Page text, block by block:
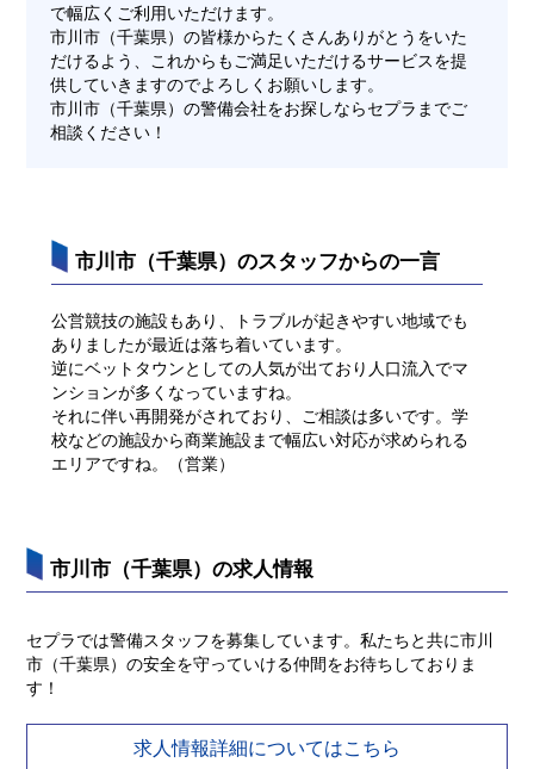
で幅広くご利用いただけます。
市川市（千葉県）の皆様からたくさんありがとうをいた
だけるよう、これからもご満足いただけるサービスを提
供していきますのでよろしくお願いします。
市川市（千葉県）の警備会社をお探しならセプラまでご
相談ください！
市川市（千葉県）のスタッフからの一言
公営競技の施設もあり、トラブルが起きやすい地域でも
ありましたが最近は落ち着いています。
逆にベットタウンとしての人気が出ており人口流入でマ
ンションが多くなっていますね。
それに伴い再開発がされており、ご相談は多いです。学
校などの施設から商業施設まで幅広い対応が求められる
エリアですね。（営業）
市川市（千葉県）の求人情報
セプラでは警備スタッフを募集しています。私たちと共に市川
市（千葉県）の安全を守っていける仲間をお待ちしておりま
す！
求人情報詳細についてはこちら